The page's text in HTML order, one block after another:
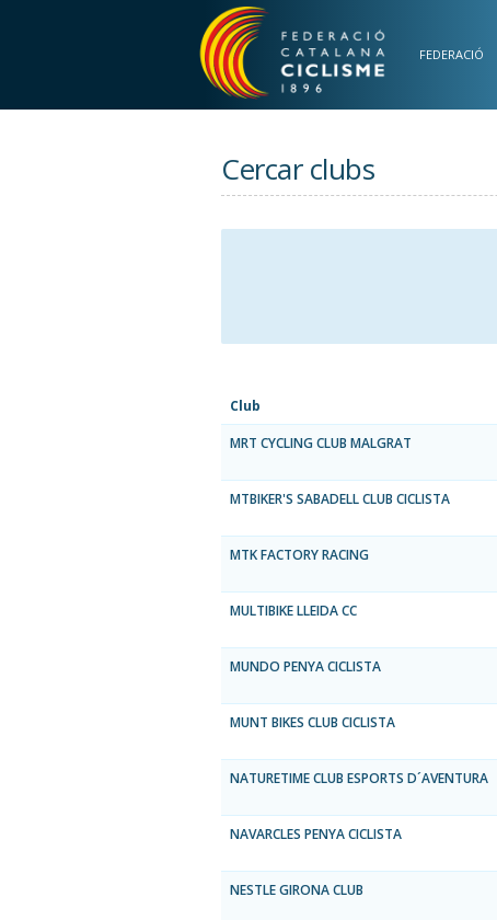
FEDERACIÓ
Cercar clubs
Club
MRT CYCLING CLUB MALGRAT
MTBIKER'S SABADELL CLUB CICLISTA
MTK FACTORY RACING
MULTIBIKE LLEIDA CC
MUNDO PENYA CICLISTA
MUNT BIKES CLUB CICLISTA
NATURETIME CLUB ESPORTS D´AVENTURA
NAVARCLES PENYA CICLISTA
NESTLE GIRONA CLUB